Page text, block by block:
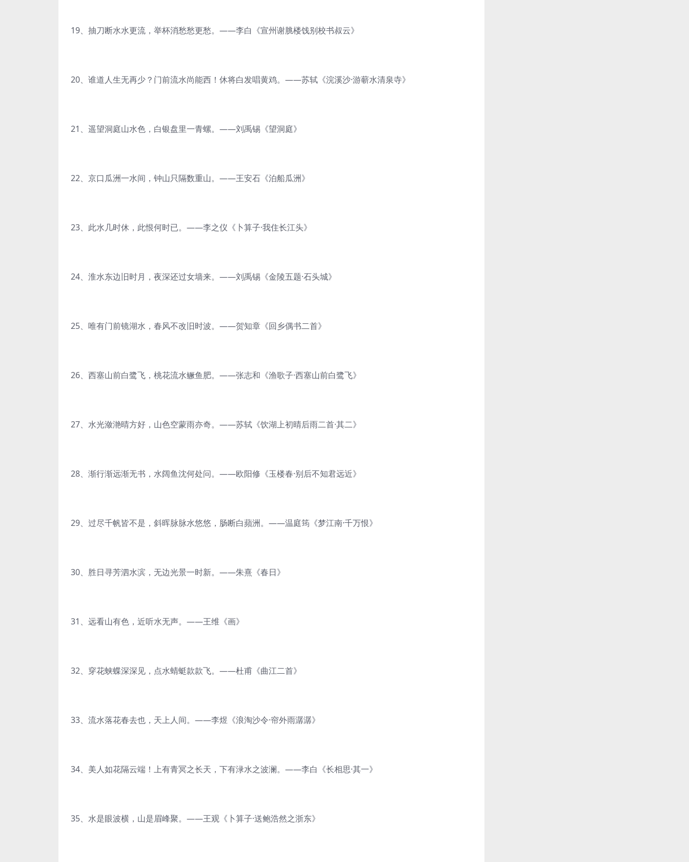
19、抽刀断水水更流，举杯消愁愁更愁。——李白《宣州谢脁楼饯别校书叔云》
20、谁道人生无再少？门前流水尚能西！休将白发唱黄鸡。——苏轼《浣溪沙·游蕲水清泉寺》
21、遥望洞庭山水色，白银盘里一青螺。——刘禹锡《望洞庭》
22、京口瓜洲一水间，钟山只隔数重山。——王安石《泊船瓜洲》
23、此水几时休，此恨何时已。——李之仪《卜算子·我住长江头》
24、淮水东边旧时月，夜深还过女墙来。——刘禹锡《金陵五题·石头城》
25、唯有门前镜湖水，春风不改旧时波。——贺知章《回乡偶书二首》
26、西塞山前白鹭飞，桃花流水鳜鱼肥。——张志和《渔歌子·西塞山前白鹭飞》
27、水光潋滟晴方好，山色空蒙雨亦奇。——苏轼《饮湖上初晴后雨二首·其二》
28、渐行渐远渐无书，水阔鱼沈何处问。——欧阳修《玉楼春·别后不知君远近》
29、过尽千帆皆不是，斜晖脉脉水悠悠，肠断白蘋洲。——温庭筠《梦江南·千万恨》
30、胜日寻芳泗水滨，无边光景一时新。——朱熹《春日》
31、远看山有色，近听水无声。——王维《画》
32、穿花蛱蝶深深见，点水蜻蜓款款飞。——杜甫《曲江二首》
33、流水落花春去也，天上人间。——李煜《浪淘沙令·帘外雨潺潺》
34、美人如花隔云端！上有青冥之长天，下有渌水之波澜。——李白《长相思·其一》
35、水是眼波横，山是眉峰聚。——王观《卜算子·送鲍浩然之浙东》